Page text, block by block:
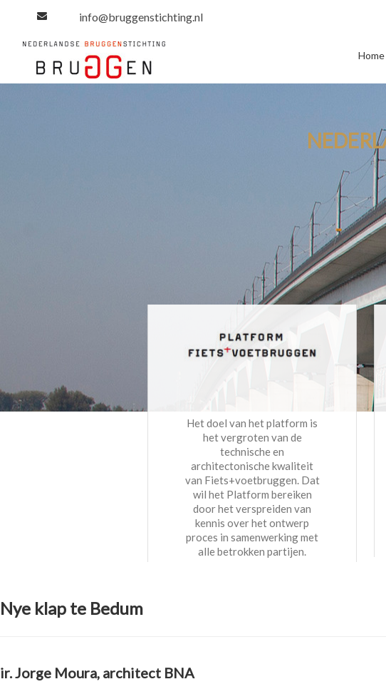
info@bruggenstichting.nl
Home
Het doel van het platform is
het vergroten van de
technische en
architectonische kwaliteit
van Fiets+voetbruggen. Dat
wil het Platform bereiken
door het verspreiden van
kennis over het ontwerp
proces in samenwerking met
alle betrokken partijen.
Nye klap te Bedum
ir. Jorge Moura, architect BNA